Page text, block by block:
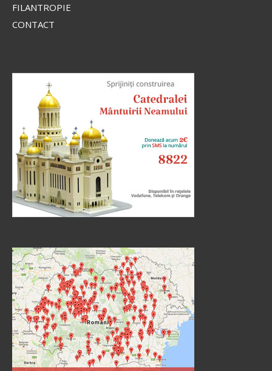
FILANTROPIE
CONTACT